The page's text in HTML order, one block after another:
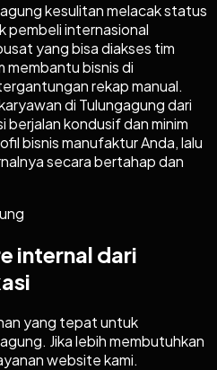
kesulitan melacak status
pembeli internasional
yang bisa diakses tim
membantu bisnis di
rekap manual.
di Tulungagung dari
berjalan kondusif dan minim
bisnis manufaktur Anda, lalu
secara bertahap dan
internal dari
yang tepat untuk
. Jika lebih membutuhkan
website kami.